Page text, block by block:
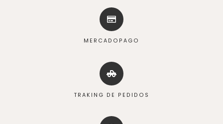
MERCADOPAGO
TRAKING DE PEDIDOS